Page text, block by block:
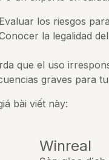
Evaluar los riesgos
la legalidad
que el uso
graves para
bài viết này:
Winreal